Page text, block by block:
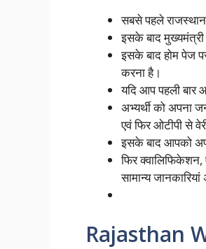
सबसे पहले
इसके बाद मुख्यमंत्री
इसके बाद होम पेज
करना है।
यदि आप पहली बार
अभ्यर्थी को अपना
एवं फिर ओटीपी से
इसके बाद आपको
फिर
सामान्य
Rajasthan